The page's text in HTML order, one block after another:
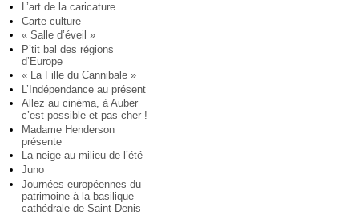
L’art de la caricature
Carte culture
« Salle d’éveil »
P’tit bal des régions
d’Europe
« La Fille du Cannibale »
L’Indépendance au présent
Allez au cinéma, à Auber
c’est possible et pas cher !
Madame Henderson
présente
La neige au milieu de l’été
Juno
Journées européennes du
patrimoine à la basilique
cathédrale de Saint-Denis